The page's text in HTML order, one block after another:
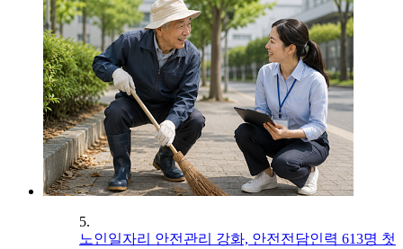
5.
노인일자리 안전관리 강화, 안전전담인력 613명 첫